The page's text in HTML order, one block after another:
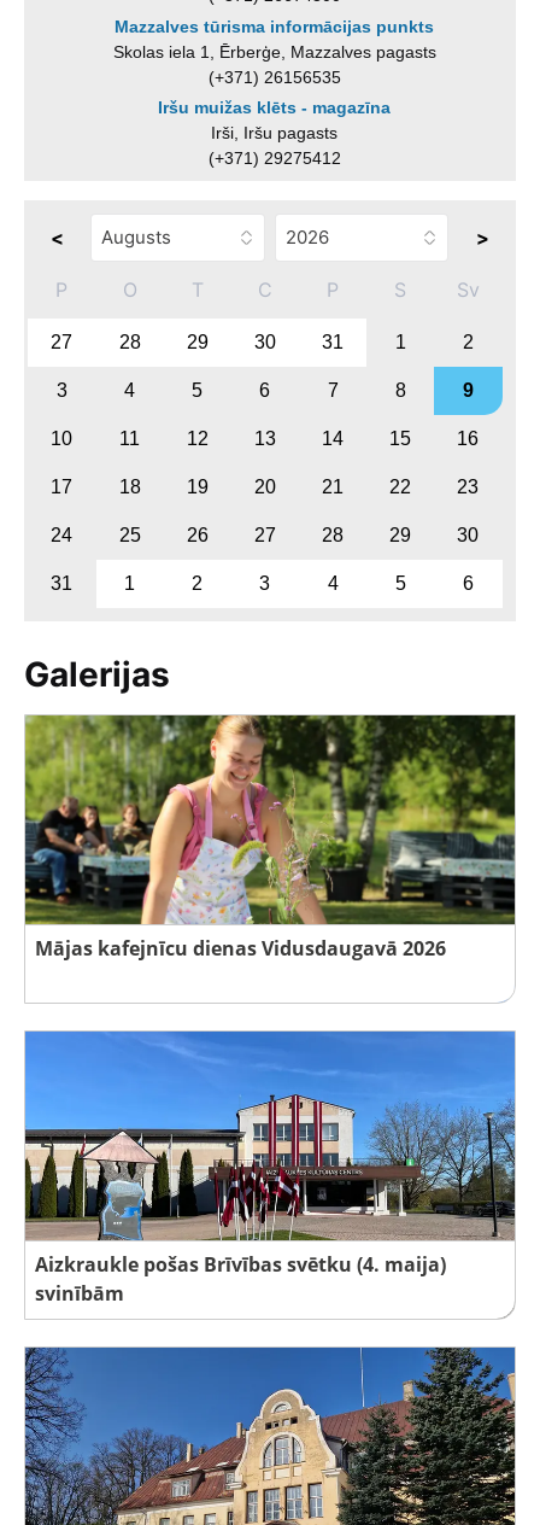
Mazzalves tūrisma informācijas punkts
Skolas iela 1, Ērberģe, Mazzalves pagasts
(+371) 26156535
Iršu muižas klēts - magazīna
Irši, Iršu pagasts
(+371) 29275412
< >
P O T C P S Sv
27 28 29 30 31 1 2
3 4 5 6 7 8 9
10 11 12 13 14 15 16
17 18 19 20 21 22 23
24 25 26 27 28 29 30
31 1 2 3 4 5 6
Galerijas
Mājas kafejnīcu dienas Vidusdaugavā 2026
Aizkraukle pošas Brīvības svētku (4. maija)
svinībām